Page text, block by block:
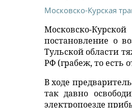
Московско-Курская
Московско-
постановление о
Тульской области
РФ (грабеж, то есть
В ходе
так давно
электропоезде